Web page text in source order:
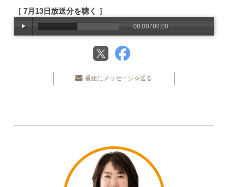
［ 7月13日放送分を聴く ］
00:00/09:08
番組にメッセージを送る